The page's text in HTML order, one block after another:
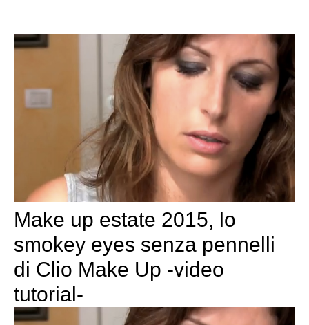
Make up estate 2015, lo
smokey eyes senza pennelli
di Clio Make Up -video
tutorial-